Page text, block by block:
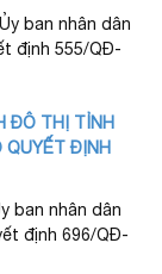
ban nhân dân
định 555/QĐ-
ĐÔ THỊ TỈNH
QUYẾT ĐỊNH
ban nhân dân
định 696/QĐ-